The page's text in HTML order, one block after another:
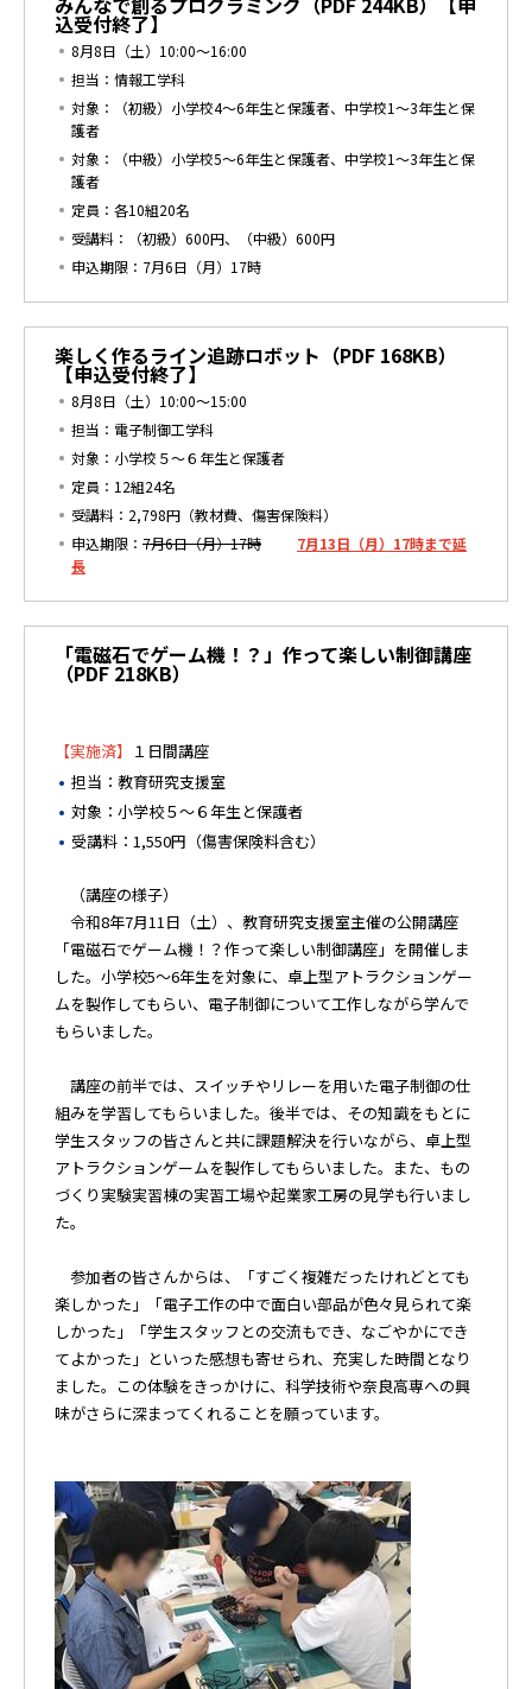
込受付終了】
8月8日（土）10:00～16:00
担当：情報工学科
対象：（初級）小学校4～6年生と保護者、中学校1～3年生と保
護者
対象：（中級）小学校5～6年生と保護者、中学校1～3年生と保
護者
定員：各10組20名
受講料：（初級）600円、（中級）600円
申込期限：7月6日（月）17時
楽しく作るライン追跡ロボット （PDF 168KB）
【申込受付終了】
8月8日（土）10:00～15:00
担当：電子制御工学科
対象：小学校５～６年生と保護者
定員：12組24名
受講料：2,798円（教材費、傷害保険料）
申込期限： 7月6日（月）17時
7月13日（月）17時まで延
長
「電磁石でゲーム機！？」作って楽しい制御講座
（PDF 218KB）
【実施済】 １日間講座
担当：教育研究支援室
対象：小学校５～６年生と保護者
受講料：1,550円（傷害保険料含む）
（講座の様子）
令和8年7月11日（土）、教育研究支援室主催の公開講座
「電磁石でゲーム機！？作って楽しい制御講座」を開催しま
した。小学校5～6年生を対象に、卓上型アトラクションゲー
ムを製作してもらい、電子制御について工作しながら学んで
もらいました。
講座の前半では、スイッチやリレーを用いた電子制御の仕
組みを学習してもらいました。後半では、その知識をもとに
学生スタッフの皆さんと共に課題解決を行いながら、卓上型
アトラクションゲームを製作してもらいました。また、もの
づくり実験実習棟の実習工場や起業家工房の見学も行いまし
た。
参加者の皆さんからは、「すごく複雑だったけれどとても
楽しかった」「電子工作の中で面白い部品が色々見られて楽
しかった」「学生スタッフとの交流もでき、なごやかにでき
てよかった」といった感想も寄せられ、充実した時間となり
ました。この体験をきっかけに、科学技術や奈良高専への興
味がさらに深まってくれることを願っています。